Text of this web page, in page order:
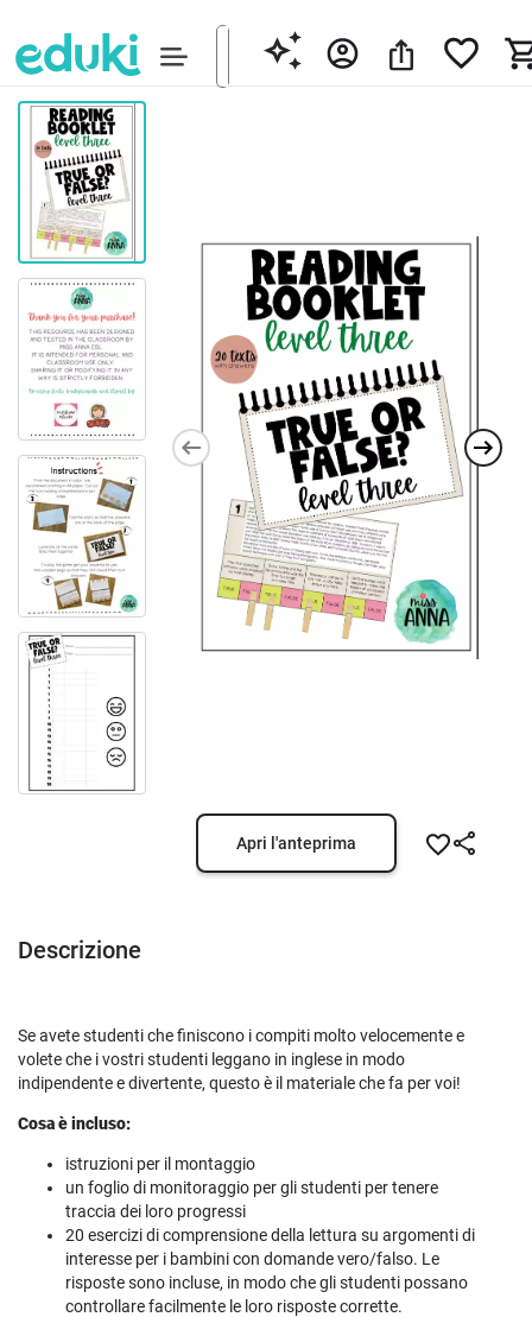
Apri l'anteprima
Descrizione
Se avete studenti che finiscono i compiti molto velocemente e
volete che i vostri studenti leggano in inglese in modo
indipendente e divertente, questo è il materiale che fa per voi!
Cosa è incluso:
istruzioni per il montaggio
un foglio di monitoraggio per gli studenti per tenere
traccia dei loro progressi
20 esercizi di comprensione della lettura su argomenti di
interesse per i bambini con domande vero/falso. Le
risposte sono incluse, in modo che gli studenti possano
controllare facilmente le loro risposte corrette.